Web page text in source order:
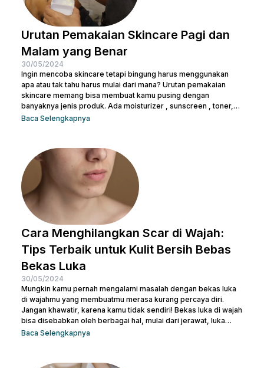
Urutan Pemakaian Skincare Pagi dan
Malam yang Benar
30/05/2024
Ingin mencoba skincare tetapi bingung harus menggunakan
apa atau tak tahu harus mulai dari mana? Urutan pemakaian
skincare memang bisa membuat kamu pusing dengan
banyaknya jenis produk. Ada moisturizer , sunscreen , toner,
essence , dan masih banyak lagi. Tak heran juga kalau kamu
serupa, terlepas dari kemasan di bagian luarnya. Sebelum
salah langkah, Nulook sudah menyiapkan informasi lengkap
mengenai...
Baca Selengkapnya
Cara Menghilangkan Scar di Wajah:
Tips Terbaik untuk Kulit Bersih Bebas
Bekas Luka
30/05/2024
Mungkin kamu pernah mengalami masalah dengan bekas luka
di wajahmu yang membuatmu merasa kurang percaya diri.
Jangan khawatir, karena kamu tidak sendiri! Bekas luka di wajah
bisa disebabkan oleh berbagai hal, mulai dari jerawat, luka
bakar, hingga bekas operasi. Ada banyak cara menghilangkan
beauties mengetahui cara terbaik menghilangkan bekas luka
Baca Selengkapnya